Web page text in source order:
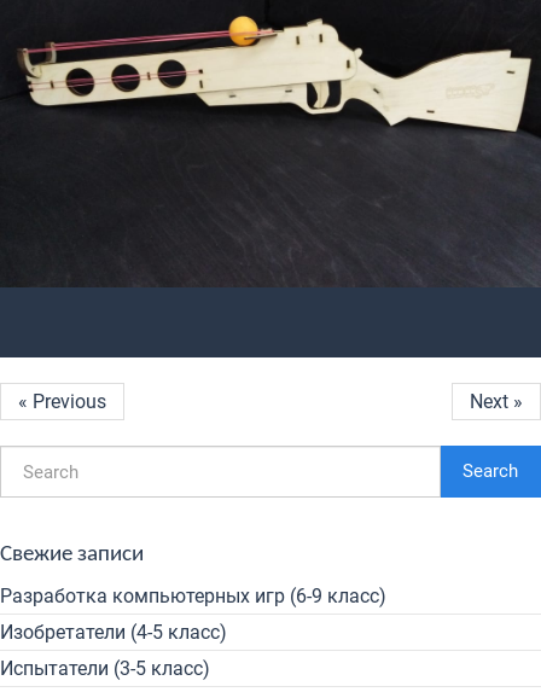
« Previous Next »
Search
Свежие записи
Разработка компьютерных игр (6-9 класс)
Изобретатели (4-5 класс)
Испытатели (3-5 класс)